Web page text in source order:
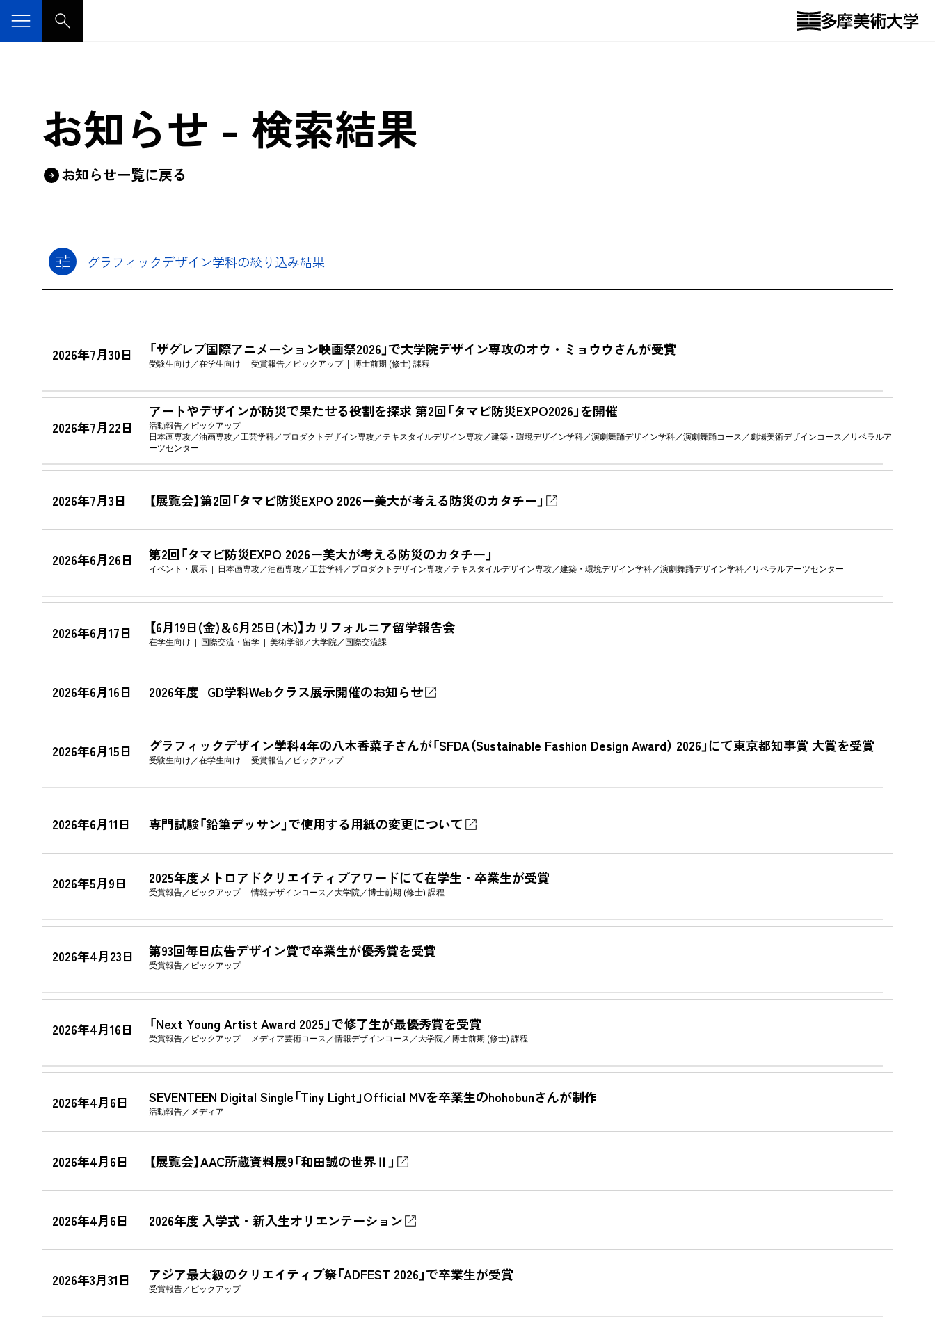
お知らせ - 検索結果
お知らせ一覧に戻る
グラフィックデザイン学科の絞り込み結果
2026年7月30日 「ザグレブ国際アニメーション映画祭2026」で大学院デザイン専攻のオウ・ミョウウさんが受賞
受験生向け 在学生向け 受賞報告 ピックアップ 博士前期 (修士) 課程
2026年7月22日
アートやデザインが防災で果たせる役割を探求 第2回「タマビ防災EXPO2026」を開催
活動報告
ピックアップ
日本画専攻
油画専攻 工芸学科 プロダクトデザイン専攻 テキスタイルデザイン専攻 建築・環境デザイン学科 演劇舞踊デザイン学科 演劇舞踊コース 劇場美術デザインコース
リベラルア
ーツセンター
2026年7月3日 【展覧会】第2回「タマビ防災EXPO 2026ー美大が考える防災のカタチー」
2026年6月26日 第2回「タマビ防災EXPO 2026ー美大が考える防災のカタチー」
イベント・展示 日本画専攻 油画専攻 工芸学科 プロダクトデザイン専攻 テキスタイルデザイン専攻 建築・環境デザイン学科 演劇舞踊デザイン学科 リベラルアーツセンター
2026年6月17日 【6月19日(金)＆6月25日(木)】カリフォルニア留学報告会
在学生向け 国際交流・留学 美術学部 大学院 国際交流課
2026年6月16日 2026年度_GD学科Webクラス展示開催のお知らせ
2026年6月15日 グラフィックデザイン学科4年の八木香菜子さんが「SFDA（Sustainable Fashion Design Award） 2026」にて東京都知事賞 大賞を受賞
受験生向け 在学生向け 受賞報告 ピックアップ
2026年6月11日 専門試験「鉛筆デッサン」で使用する用紙の変更について
2026年5月9日 2025年度メトロアドクリエイティブアワードにて在学生・卒業生が受賞
受賞報告 ピックアップ 情報デザインコース 大学院 博士前期 (修士) 課程
2026年4月23日 第93回毎日広告デザイン賞で卒業生が優秀賞を受賞
受賞報告 ピックアップ
2026年4月16日 「Next Young Artist Award 2025」で修了生が最優秀賞を受賞
受賞報告 ピックアップ メディア芸術コース 情報デザインコース 大学院 博士前期 (修士) 課程
2026年4月6日 SEVENTEEN Digital Single「Tiny Light」Official MVを卒業生のhohobunさんが制作
活動報告 メディア
2026年4月6日 【展覧会】AAC所蔵資料展9「和田誠の世界Ⅱ」
2026年4月6日 2026年度 入学式・新入生オリエンテーション
2026年3月31日 アジア最大級のクリエイティブ祭「ADFEST 2026」で卒業生が受賞
受賞報告 ピックアップ